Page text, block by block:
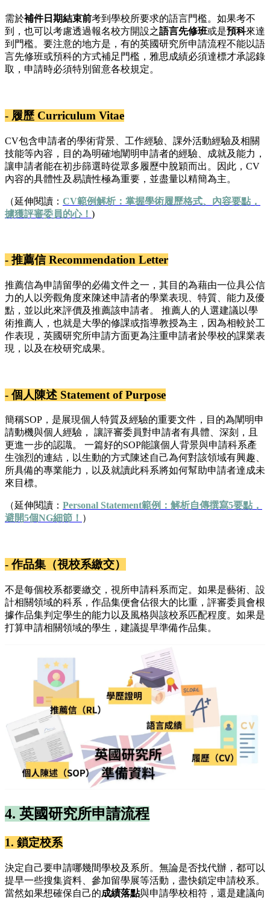
需於補件日期結束前考到學校所要求的語言門檻。如果考不
到，也可以考慮透過報名校方開設之語言先修班或是預科來達
到門檻。要注意的地方是，有的英國研究所申請流程不能以語
言先修班或預科的方式補足門檻，雅思成績必須達標才承認錄
取，申請時必須特別留意各校規定。
- 履歷 Curriculum Vitae
CV包含申請者的學術背景、工作經驗、課外活動經驗及相關
技能等內容，目的為明確地闡明申請者的經驗、成就及能力，
讓申請者能在初步篩選時從眾多履歷中脫穎而出。因此，CV
內容的具體性及易讀性極為重要，並盡量以精簡為主。
（延伸閱讀： CV範例解析：掌握學術履歷格式、內容要點，
擄獲評審委員的心！ )
- 推薦信 Recommendation Letter
推薦信為申請留學的必備文件之一，其目的為藉由一位具公信
力的人以旁觀角度來陳述申請者的學業表現、特質、能力及優
點，並以此來評價及推薦該申請者。 推薦人的人選建議以學
術推薦人，也就是大學的修課或指導教授為主，因為相較於工
作表現，英國研究所申請方面更為注重申請者於學校的課業表
現，以及在校研究成果。
- 個人陳述 Statement of Purpose
簡稱SOP，是展現個人特質及經驗的重要文件，目的為闡明申
請動機與個人經驗， 讓評審委員對申請者有具體、深刻，且
更進一步的認識。 一篇好的SOP能讓個人背景與申請科系產
生強烈的連結，以生動的方式陳述自己為何對該領域有興趣、
所具備的專業能力，以及就讀此科系將如何幫助申請者達成未
來目標。
（延伸閱讀： Personal Statement範例：解析自傳撰寫5要點，
避開5個NG細節！ ）
- 作品集（視校系繳交）
不是每個校系都要繳交，視所申請科系而定。如果是藝術、設
計相關領域的科系，作品集便會佔很大的比重，評審委員會根
據作品集判定學生的能力以及風格與該校系匹配程度。如果是
打算申請相關領域的學生，建議提早準備作品集。
4. 英國研究所申請流程
1. 鎖定校系
決定自己要申請哪幾間學校及系所。無論是否找代辦，都可以
提早一些搜集資料、參加留學展等活動，盡快鎖定申請校系。
當然如果想確保自己的成績落點與申請學校相符，還是建議向